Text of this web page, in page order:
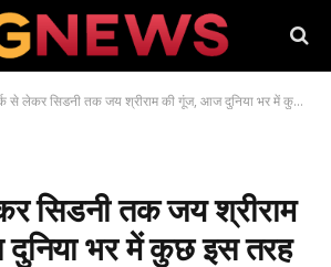
लेकर सिडनी तक जय श्रीराम की गूंज, आज दुनिया भर में कुछ इस तरह जश्न मना रहे भारतीय…
सिडनी तक जय श्रीराम
भर में कुछ इस तरह